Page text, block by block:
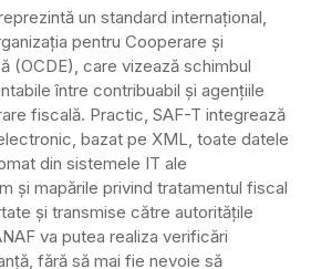
un standard internațional,
pentru Cooperare și
(OCDE), care vizează schimbul
între contribuabil și agențiile
fiscală. Practic, SAF-T integrează
bazat pe XML, toate datele
din sistemele IT ale
şi mapările privind tratamentul fiscal
și transmise către autoritățile
va putea realiza verificări
fără să mai fie nevoie să